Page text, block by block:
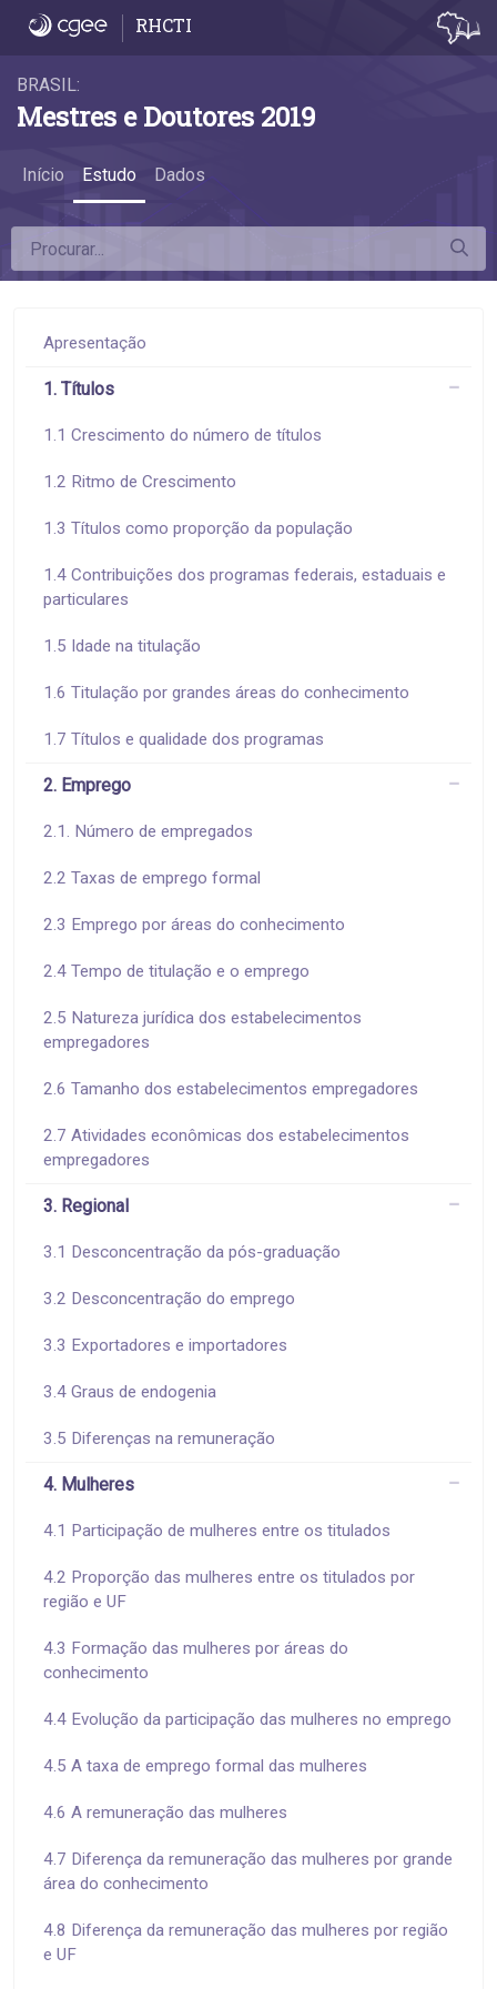
6.9 Remuneração de mestres
RHCTI
BRASIL:
Mestres e Doutores 2019
Início Estudo Dados
Apresentação
1. Títulos
1.1 Crescimento do número de títulos
1.2 Ritmo de Crescimento
1.3 Títulos como proporção da população
1.4 Contribuições dos programas federais, estaduais e
particulares
1.5 Idade na titulação
1.6 Titulação por grandes áreas do conhecimento
1.7 Títulos e qualidade dos programas
2. Emprego
2.1. Número de empregados
2.2 Taxas de emprego formal
2.3 Emprego por áreas do conhecimento
2.4 Tempo de titulação e o emprego
2.5 Natureza jurídica dos estabelecimentos
empregadores
2.6 Tamanho dos estabelecimentos empregadores
2.7 Atividades econômicas dos estabelecimentos
empregadores
3. Regional
3.1 Desconcentração da pós-graduação
3.2 Desconcentração do emprego
3.3 Exportadores e importadores
3.4 Graus de endogenia
3.5 Diferenças na remuneração
4. Mulheres
4.1 Participação de mulheres entre os titulados
4.2 Proporção das mulheres entre os titulados por
região e UF
4.3 Formação das mulheres por áreas do
conhecimento
4.4 Evolução da participação das mulheres no emprego
4.5 A taxa de emprego formal das mulheres
4.6 A remuneração das mulheres
4.7 Diferença da remuneração das mulheres por grande
área do conhecimento
4.8 Diferença da remuneração das mulheres por região
e UF